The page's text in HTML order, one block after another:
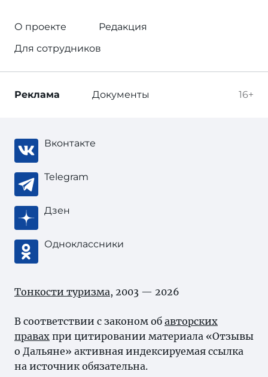
О проекте
Редакция
Для сотрудников
16+
Реклама Документы
Вконтакте
Telegram
Дзен
Одноклассники
Тонкости туризма, 2003 — 2026
В соответствии с законом об авторских
правах при цитировании материала «Отзывы
о Дальяне» активная индексируемая ссылка
на источник обязательна.